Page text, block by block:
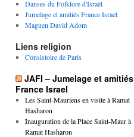
Danses du Folklore d'Israël
Jumelage et amitiés France Israel
Maguen David Adom
Liens religion
Consistoire de Paris
JAFI – Jumelage et amitiés
France Israel
Les Saint-Mauriens en visite à Ramat
Hasharon
Inauguration de la Place Saint-Maur à
Ramat Hasharon